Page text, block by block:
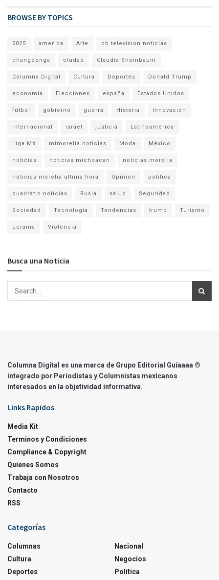
BROWSE BY TOPICS
2025 america Arte cb television noticias
changoonga ciudad Claudia Sheinbaum
Columna Digital Cultura Deportes Donald Trump
economia Elecciones españa Estados Unidos
fútbol gobierno guerra Historia Innovación
Internacional israel justicia Latinoamérica
Liga MX mimorelia noticias Moda México
noticias noticias michoacan noticias morelia
noticias morelia ultima hora Opinion politica
quadratin noticias Rusia salud Seguridad
Sociedad Tecnología Tendencias trump Turismo
ucrania Violencia
Busca una Noticia
Columna Digital es una marca de Grupo Editorial Guíaaaa ®
integrado por Periodistas y Columnistas mexicanos
interesados en la objetividad informativa.
Links Rapidos
Media Kit
Terminos y Condiciones
Compliance & Copyright
Quienes Somos
Trabaja con Nosotros
Contacto
RSS
Categorías
Columnas
Cultura
Deportes
Nacional
Negocios
Política